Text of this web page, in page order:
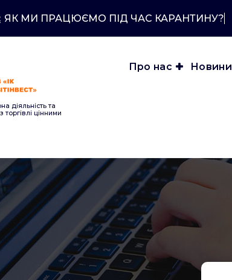
ЯК МИ ПРАЦЮЄМО ПІД ЧАС КАРАНТИНУ?
діяльність та
торгівлі цінними
Про нас Новини